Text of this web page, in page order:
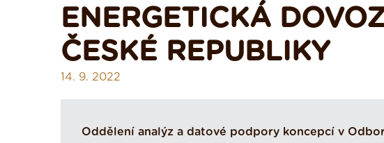
ENERGETICKÁ
ČESKÉ REPUBLIKY
14. 9. 2022
Oddělení analýz a datové podpory koncepcí v